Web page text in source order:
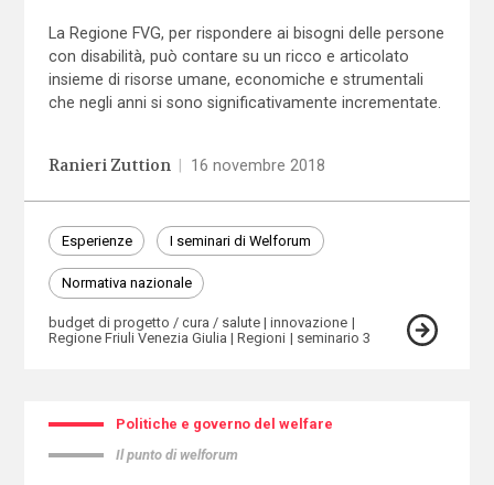
La Regione FVG, per rispondere ai bisogni delle persone
con disabilità, può contare su un ricco e articolato
insieme di risorse umane, economiche e strumentali
che negli anni si sono significativamente incrementate.
Ranieri Zuttion 16 novembre 2018
Esperienze I seminari di Welforum
Normativa nazionale
budget di progetto / cura / salute
innovazione
Regione Friuli Venezia Giulia
Regioni seminario 3
Politiche e governo del welfare
Il punto di welforum